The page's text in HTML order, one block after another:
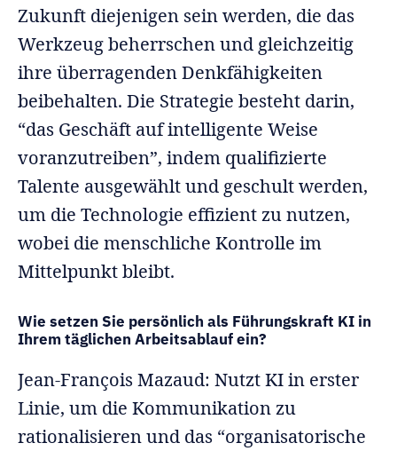
Zukunft diejenigen sein werden, die das
Werkzeug beherrschen und gleichzeitig
ihre überragenden Denkfähigkeiten
beibehalten. Die Strategie besteht darin,
“das Geschäft auf intelligente Weise
voranzutreiben”, indem qualifizierte
Talente ausgewählt und geschult werden,
um die Technologie effizient zu nutzen,
wobei die menschliche Kontrolle im
Mittelpunkt bleibt.
Wie setzen Sie persönlich als Führungskraft KI in
Ihrem täglichen Arbeitsablauf ein?
Jean-François Mazaud: Nutzt KI in erster
Linie, um die Kommunikation zu
rationalisieren und das “organisatorische